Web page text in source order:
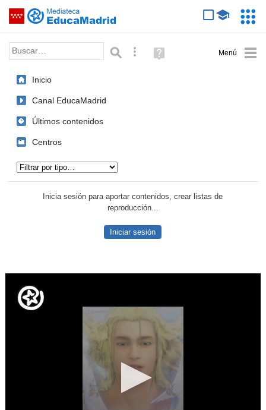
Saltar navegación
Palabra o frase: Búsqueda avanzada
Ayuda
(en
Inicio
Canal EducaMadrid
Últimos contenidos
Centros
Inicia sesión para aportar contenidos, crear listas de
reproducción...
Iniciar sesión